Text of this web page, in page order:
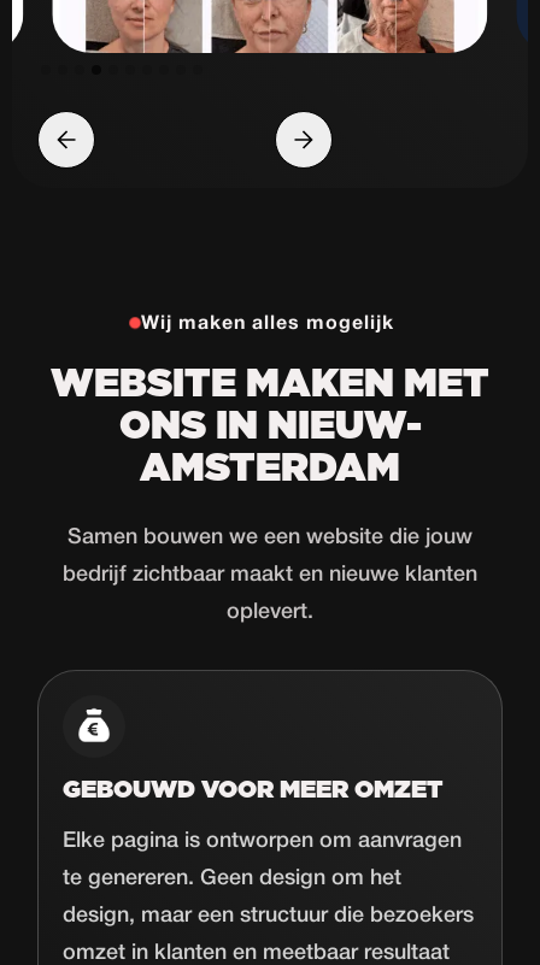
Wij maken alles mogelijk
WEBSITE MAKEN MET
ONS IN NIEUW-
AMSTERDAM
Samen bouwen we een website die jouw
bedrijf zichtbaar maakt en nieuwe klanten
oplevert.
GEBOUWD VOOR MEER OMZET
Elke pagina is ontworpen om aanvragen
te genereren. Geen design om het
design, maar een structuur die bezoekers
omzet in klanten en meetbaar resultaat